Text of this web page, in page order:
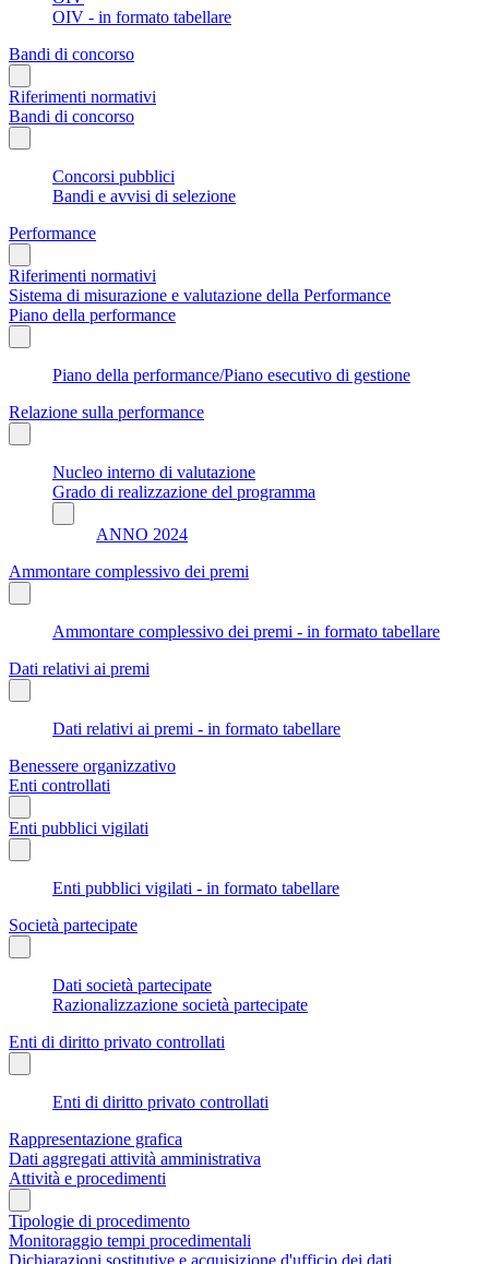
OIV - in formato tabellare
Bandi di concorso
Riferimenti normativi
Bandi di concorso
Concorsi pubblici
Bandi e avvisi di selezione
Performance
Riferimenti normativi
Sistema di misurazione e valutazione della Performance
Piano della performance
Piano della performance/Piano esecutivo di gestione
Relazione sulla performance
Nucleo interno di valutazione
Grado di realizzazione del programma
ANNO 2024
Ammontare complessivo dei premi
Ammontare complessivo dei premi - in formato tabellare
Dati relativi ai premi
Dati relativi ai premi - in formato tabellare
Benessere organizzativo
Enti controllati
Enti pubblici vigilati
Enti pubblici vigilati - in formato tabellare
Società partecipate
Dati società partecipate
Razionalizzazione società partecipate
Enti di diritto privato controllati
Enti di diritto privato controllati
Rappresentazione grafica
Dati aggregati attività amministrativa
Attività e procedimenti
Tipologie di procedimento
Monitoraggio tempi procedimentali
Dichiarazioni sostitutive e acquisizione d'ufficio dei dati